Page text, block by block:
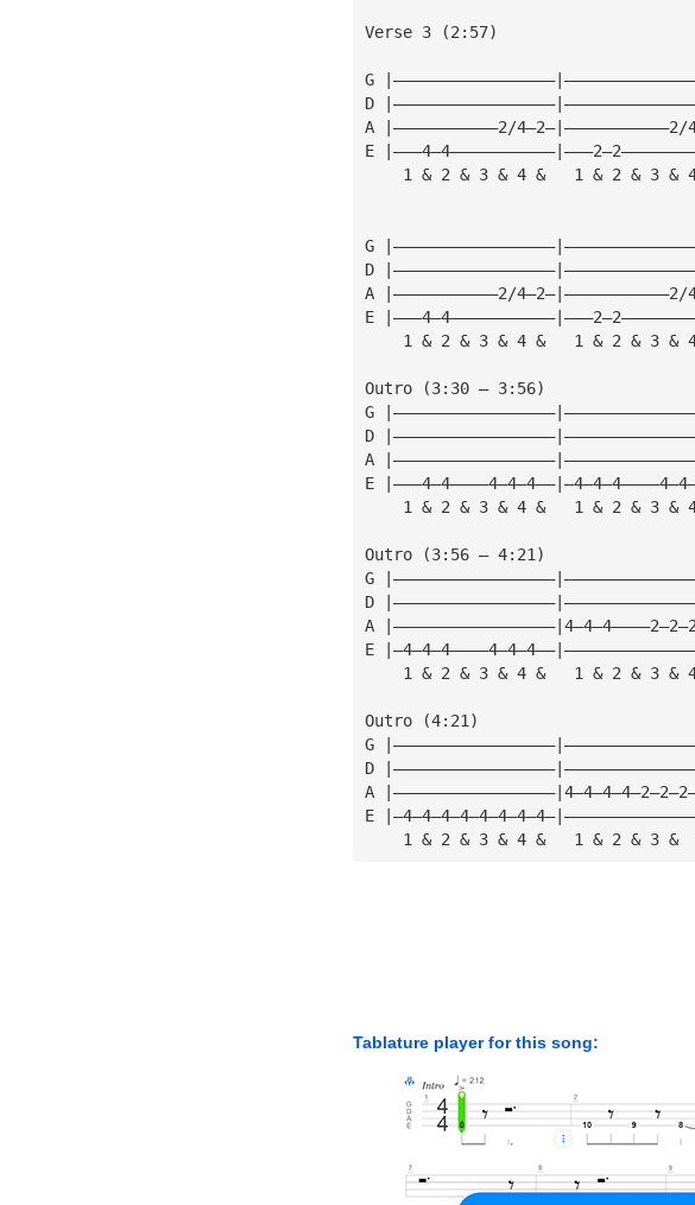
Verse 3 (2:57)
G
D
A |———————————2/4—2—|———————————2/
E
1 & 2 & 3 & 4 &   1 & 2 & 3 &
G
D
A |———————————2/4—2—|———————————2/
E
1 & 2 & 3 & 4 &   1 & 2 & 3 &
Outro (3:30 — 3:56)
G
D
A
E
1 & 2 & 3 & 4 &   1 & 2 & 3 &
Outro (3:56 — 4:21)
G
D
A
E
1 & 2 & 3 & 4 &   1 & 2 & 3 &
Outro (4:21)
G
D
A
E
1 & 2 & 3 & 4 &   1 & 2 & 3
Tablature player for this song: